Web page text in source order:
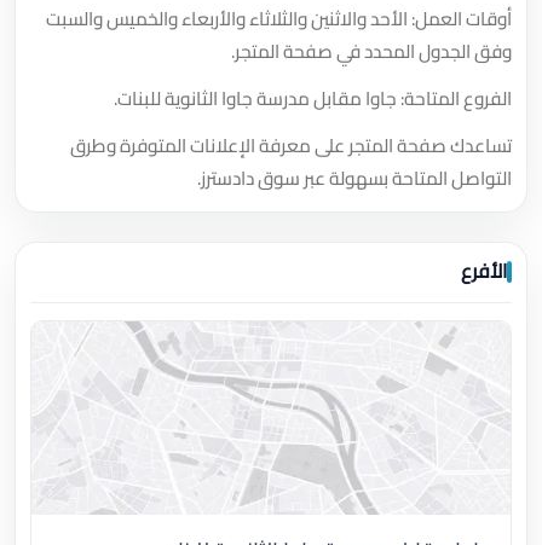
أوقات العمل: الأحد والاثنين والثلاثاء والأربعاء والخميس والسبت
وفق الجدول المحدد في صفحة المتجر.
الفروع المتاحة: جاوا مقابل مدرسة جاوا الثانوية للبنات.
تساعدك صفحة المتجر على معرفة الإعلانات المتوفرة وطرق
التواصل المتاحة بسهولة عبر سوق دادسترز.
الأفرع